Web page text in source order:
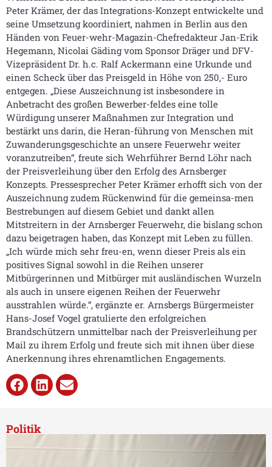
Peter Krämer, der das Integrations-Konzept entwickelte und
seine Umsetzung koordiniert, nahmen in Berlin aus den
Händen von Feuer-wehr-Magazin-Chefredakteur Jan-Erik
Hegemann, Nicolai Gäding vom Sponsor Dräger und DFV-
Vizepräsident Dr. h.c. Ralf Ackermann eine Urkunde und
einen Scheck über das Preisgeld in Höhe von 250,- Euro
entgegen. „Diese Auszeichnung ist insbesondere in
Anbetracht des großen Bewerber-feldes eine tolle
Würdigung unserer Maßnahmen zur Integration und
bestärkt uns darin, die Heran-führung von Menschen mit
Zuwanderungsgeschichte an unsere Feuerwehr weiter
voranzutreiben“, freute sich Wehrführer Bernd Löhr nach
der Preisverleihung über den Erfolg des Arnsberger
Konzepts. Pressesprecher Peter Krämer erhofft sich von der
Auszeichnung zudem Rückenwind für die gemeinsa-men
Bestrebungen auf diesem Gebiet und dankt allen
Mitstreitern in der Arnsberger Feuerwehr, die bislang schon
dazu beigetragen haben, das Konzept mit Leben zu füllen.
„Ich würde mich sehr freu-en, wenn dieser Preis als ein
positives Signal sowohl in die Reihen unserer
Mitbürgerinnen und Mitbürger mit ausländischen Wurzeln
als auch in unsere eigenen Reihen der Feuerwehr
ausstrahlen würde.“, ergänzte er. Arnsbergs Bürgermeister
Hans-Josef Vogel gratulierte den erfolgreichen
Brandschützern unmittelbar nach der Preisverleihung per
Mail zu ihrem Erfolg und freute sich mit ihnen über diese
Anerkennung ihres ehrenamtlichen Engagements.
Politik